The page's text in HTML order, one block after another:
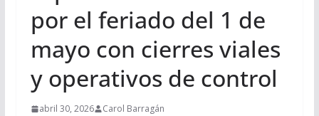
por el feriado del 1 de
mayo con cierres viales
y operativos de control
abril 30, 2026 Carol Barragán